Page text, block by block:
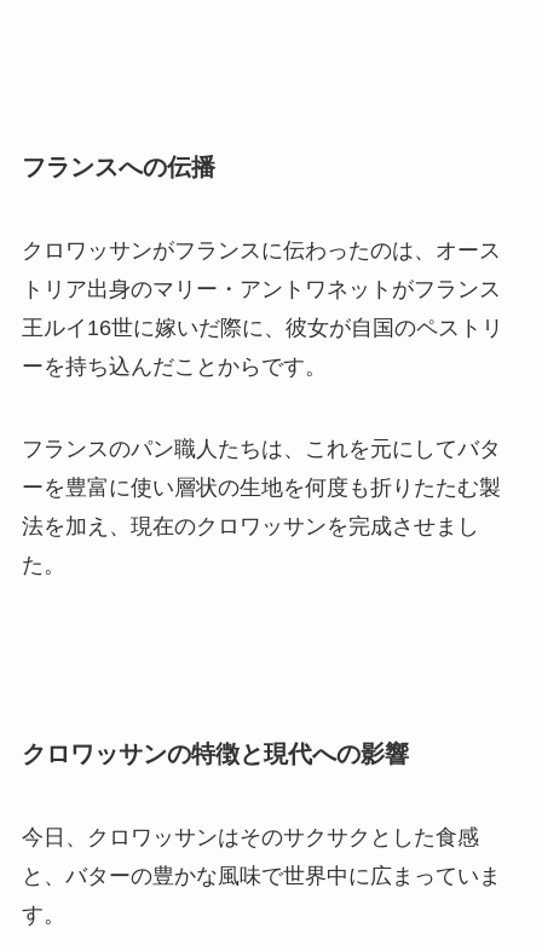
フランスへの伝播
クロワッサンがフランスに伝わったのは、オース
トリア出身のマリー・アントワネットがフランス
王ルイ16世に嫁いだ際に、彼女が自国のペストリ
ーを持ち込んだことからです。
フランスのパン職人たちは、これを元にしてバタ
ーを豊富に使い層状の生地を何度も折りたたむ製
法を加え、現在のクロワッサンを完成させまし
た。
クロワッサンの特徴と現代への影響
今日、クロワッサンはそのサクサクとした食感
と、バターの豊かな風味で世界中に広まっていま
す。